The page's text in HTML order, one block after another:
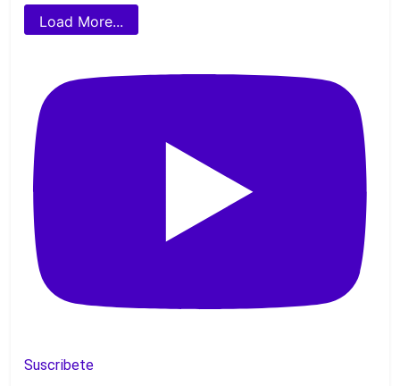
Load More...
Suscribete